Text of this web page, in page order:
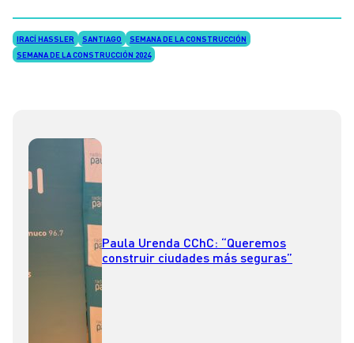
IRACÍ HASSLER SANTIAGO
SEMANA DE LA CONSTRUCCIÓN
SEMANA DE LA CONSTRUCCIÓN 2024
Paula Urenda CChC: “Queremos
construir ciudades más seguras”